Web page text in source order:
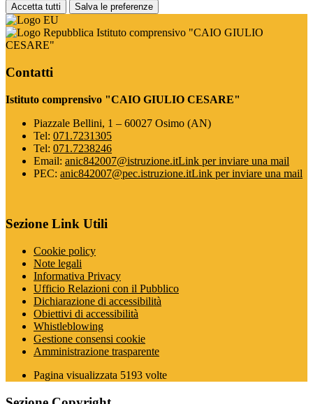
Accetta tutti Salva le preferenze
Istituto comprensivo "CAIO GIULIO
CESARE"
Contatti
Istituto comprensivo "CAIO GIULIO CESARE"
Piazzale Bellini, 1 – 60027 Osimo (AN)
Tel: 071.7231305
Tel: 071.7238246
Email: anic842007@istruzione.itLink per inviare una mail
PEC: anic842007@pec.istruzione.itLink per inviare una mail
Sezione Link Utili
Cookie policy
Note legali
Informativa Privacy
Ufficio Relazioni con il Pubblico
Dichiarazione di accessibilità
Obiettivi di accessibilità
Whistleblowing
Gestione consensi cookie
Amministrazione trasparente
Pagina visualizzata 5193 volte